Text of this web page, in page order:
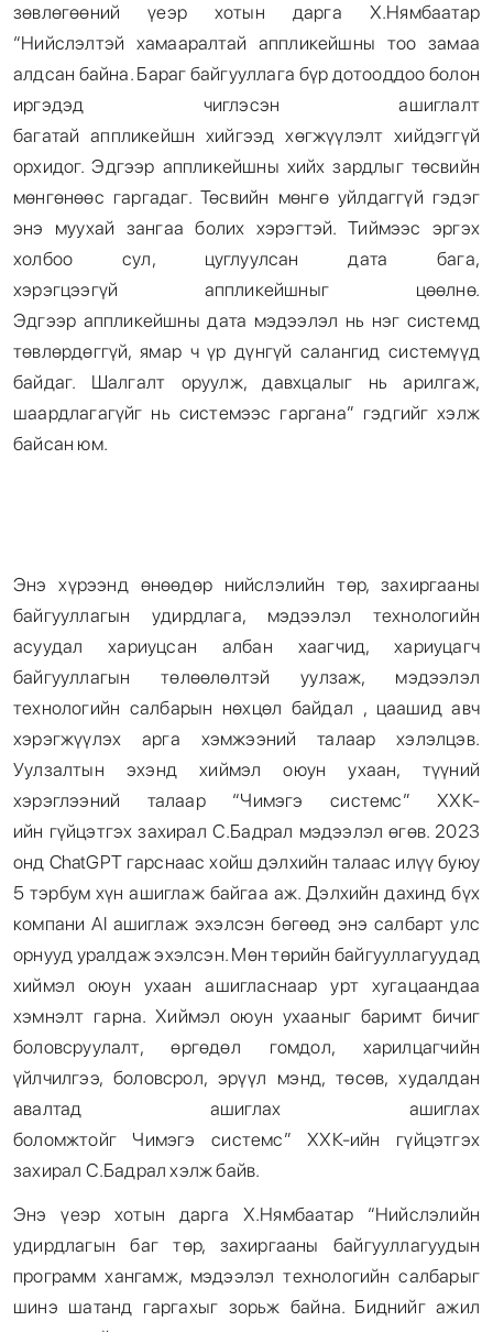
зөвлөгөөний үеэр хотын дарга Х.Нямбаатар
“Нийслэлтэй хамааралтай аппликейшны тоо замаа
алдсан байна. Бараг байгууллага бүр дотооддоо болон
иргэдэд чиглэсэн ашиглалт
багатай аппликейшн хийгээд хөгжүүлэлт хийдэггүй
орхидог. Эдгээр аппликейшны хийх зардлыг төсвийн
мөнгөнөөс гаргадаг. Төсвийн мөнгө уйлдаггүй гэдэг
энэ муухай зангаа болих хэрэгтэй. Тиймээс эргэх
холбоо сул, цуглуулсан дата бага,
хэрэгцээгүй аппликейшныг цөөлнө.
Эдгээр аппликейшны дата мэдээлэл нь нэг системд
төвлөрдөггүй, ямар ч үр дүнгүй салангид системүүд
байдаг. Шалгалт оруулж, давхцалыг нь арилгаж,
шаардлагагүйг нь системээс гаргана” гэдгийг хэлж
байсан юм.
Энэ хүрээнд өнөөдөр нийслэлийн төр, захиргааны
байгууллагын удирдлага, мэдээлэл технологийн
асуудал хариуцсан албан хаагчид, хариуцагч
байгууллагын төлөөлөлтэй уулзаж, мэдээлэл
технологийн салбарын нөхцөл байдал , цаашид авч
хэрэгжүүлэх арга хэмжээний талаар хэлэлцэв.
Уулзалтын эхэнд хиймэл оюун ухаан, түүний
хэрэглээний талаар “Чимэгэ системс” ХХК-
ийн гүйцэтгэх захирал С.Бадрал мэдээлэл өгөв. 2023
онд ChatGPT гарснаас хойш дэлхийн талаас илүү буюу
5 тэрбум хүн ашиглаж байгаа аж. Дэлхийн дахинд бүх
компани AI ашиглаж эхэлсэн бөгөөд энэ салбарт улс
орнууд уралдаж эхэлсэн. Мөн төрийн байгууллагуудад
хиймэл оюун ухаан ашигласнаар урт хугацаандаа
хэмнэлт гарна. Хиймэл оюун ухааныг баримт бичиг
боловсруулалт, өргөдөл гомдол, харилцагчийн
үйлчилгээ, боловсрол, эрүүл мэнд, төсөв, худалдан
авалтад ашиглах ашиглах
боломжтойг Чимэгэ системс” ХХК-ийн гүйцэтгэх
захирал С.Бадрал хэлж байв.
Энэ үеэр хотын дарга Х.Нямбаатар “Нийслэлийн
удирдлагын баг төр, захиргааны байгууллагуудын
программ хангамж, мэдээлэл технологийн салбарыг
шинэ шатанд гаргахыг зорьж байна. Биднийг ажил